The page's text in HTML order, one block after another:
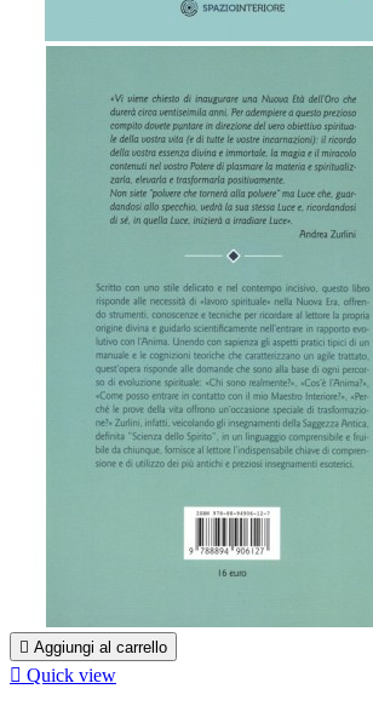
 Aggiungi al carrello
 Quick view